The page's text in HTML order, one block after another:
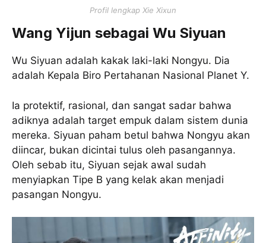
Profil lengkap Xie Xixun
Wang Yijun sebagai Wu Siyuan
Wu Siyuan adalah kakak laki-laki Nongyu. Dia
adalah Kepala Biro Pertahanan Nasional Planet Y.
Ia protektif, rasional, dan sangat sadar bahwa
adiknya adalah target empuk dalam sistem dunia
mereka. Siyuan paham betul bahwa Nongyu akan
diincar, bukan dicintai tulus oleh pasangannya.
Oleh sebab itu, Siyuan sejak awal sudah
menyiapkan Tipe B yang kelak akan menjadi
pasangan Nongyu.